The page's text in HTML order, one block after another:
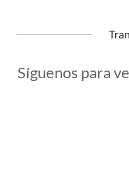
Síguenos para